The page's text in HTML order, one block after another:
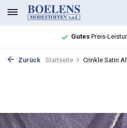
GutesPreis-
Zurück Startseite Crinkle Satin